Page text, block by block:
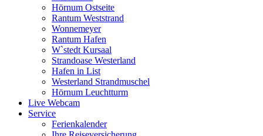
Hörnum Ostseite
Rantum Weststrand
Wonnemeyer
Rantum Hafen
W`stedt Kursaal
Strandoase Westerland
Hafen in List
Westerland Strandmuschel
Hörnum Leuchtturm
Live Webcam
Service
Ferienkalender